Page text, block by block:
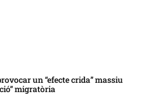
un “efecte crida” massiu
migratòria